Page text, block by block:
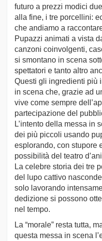
futuro a prezzi modici
alla fine, i tre porcellini:
che andiamo a
Pupazzi animati a vista
canzoni coinvolgenti,
si smontano in scena
spettatori e tanto altro
Questi gli ingredienti più
in scena che, grazie ad
vive come sempre
partecipazione del
L’intento della messa in
dei più piccoli usando
esplorando, con stupore
possibilità del teatro
La celebre storia dei tre
del lupo cattivo
solo lavorando
dedizione si possono
nel tempo.
La “morale” resta tutta,
questa messa in scena